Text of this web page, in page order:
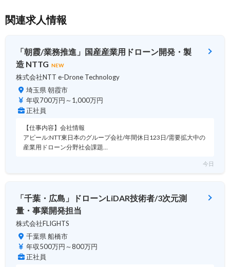
関連求人情報
「朝霞/業務推進」国産産業用ドローン開発・製
造 NTTG NEW
株式会社NTT e-Drone Technology
埼玉県 朝霞市
年収700万円～1,000万円
正社員
【仕事内容】会社情報
アピール:NTT東日本のグループ会社/年間休日123日/需要拡大中の
産業用ドローン分野社会課題…
今日
「千葉・広島」ドローンLiDAR技術者/3次元測
量・事業開発担当
株式会社FLIGHTS
千葉県 船橋市
年収500万円～800万円
正社員